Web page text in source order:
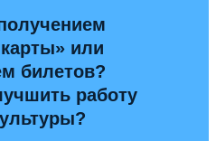
или
билетов?
работу